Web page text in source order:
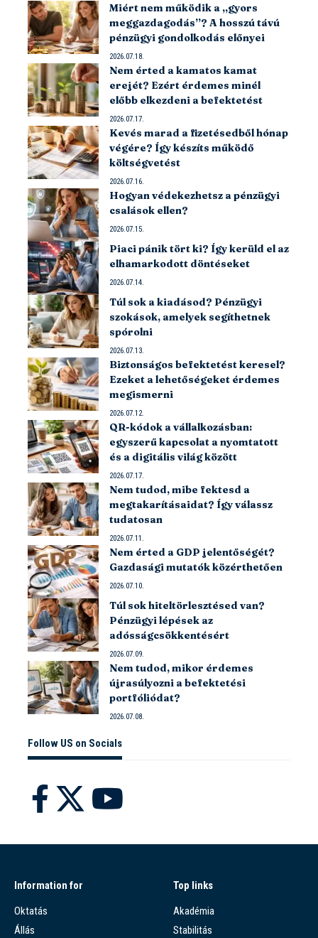
Miért nem működik a „gyors
meggazdagodás”? A hosszú távú
pénzügyi gondolkodás előnyei
2026.07.18.
Nem érted a kamatos kamat
erejét? Ezért érdemes minél
előbb elkezdeni a befektetést
2026.07.17.
Kevés marad a fizetésedből hónap
végére? Így készíts működő
költségvetést
2026.07.16.
Hogyan védekezhetsz a pénzügyi
csalások ellen?
2026.07.15.
Piaci pánik tört ki? Így kerüld el az
elhamarkodott döntéseket
2026.07.14.
Túl sok a kiadásod? Pénzügyi
szokások, amelyek segíthetnek
spórolni
2026.07.13.
Biztonságos befektetést keresel?
Ezeket a lehetőségeket érdemes
megismerni
2026.07.12.
QR-kódok a vállalkozásban:
egyszerű kapcsolat a nyomtatott
és a digitális világ között
2026.07.17.
Nem tudod, mibe fektesd a
megtakarításaidat? Így válassz
tudatosan
2026.07.11.
Nem érted a GDP jelentőségét?
Gazdasági mutatók közérthetően
2026.07.10.
Túl sok hiteltörlesztésed van?
Pénzügyi lépések az
adósságcsökkentésért
2026.07.09.
Nem tudod, mikor érdemes
újrasúlyozni a befektetési
portfóliódat?
2026.07.08.
Follow US on Socials
Information for
Oktatás
Állás
Top links
Akadémia
Stabilitás